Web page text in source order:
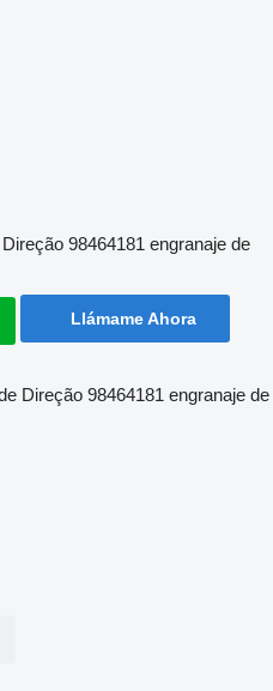
98464181 engranaje de
Llámame Ahora